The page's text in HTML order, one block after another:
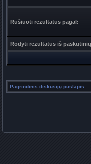
Rūšiuoti rezultatus pagal:
Rodyti rezultatus iš
Pagrindinis diskusijų puslapis